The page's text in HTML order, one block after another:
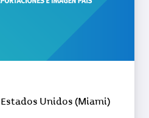
Unidos (Miami)